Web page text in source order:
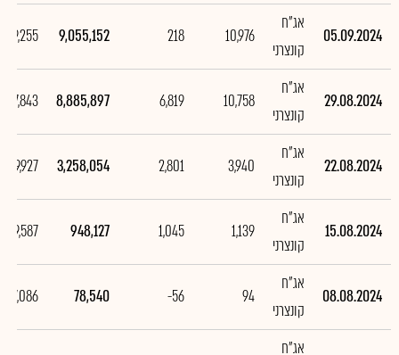
05.09.2024
אג"ח
קונצרני
10,976
218
9,055,152
169,255
29.08.2024
אג"ח
קונצרני
10,758
6,819
8,885,897
22.08.2024
אג"ח
קונצרני
3,940
2,801
3,258,054
15.08.2024
אג"ח
קונצרני
1,139
1,045
948,127
869,587
08.08.2024
אג"ח
קונצרני
94
-56
78,540
-47,086
אג"ח